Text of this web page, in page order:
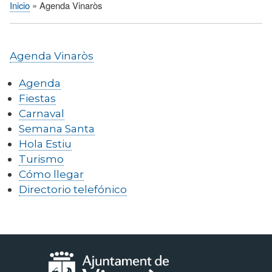
Sobrescribir
ayuda
navegación
Inicio Agenda Vinaròs
Agenda Vinaròs
Agenda
Fiestas
Carnaval
Semana Santa
Hola Estiu
Turismo
Cómo llegar
Directorio telefónico